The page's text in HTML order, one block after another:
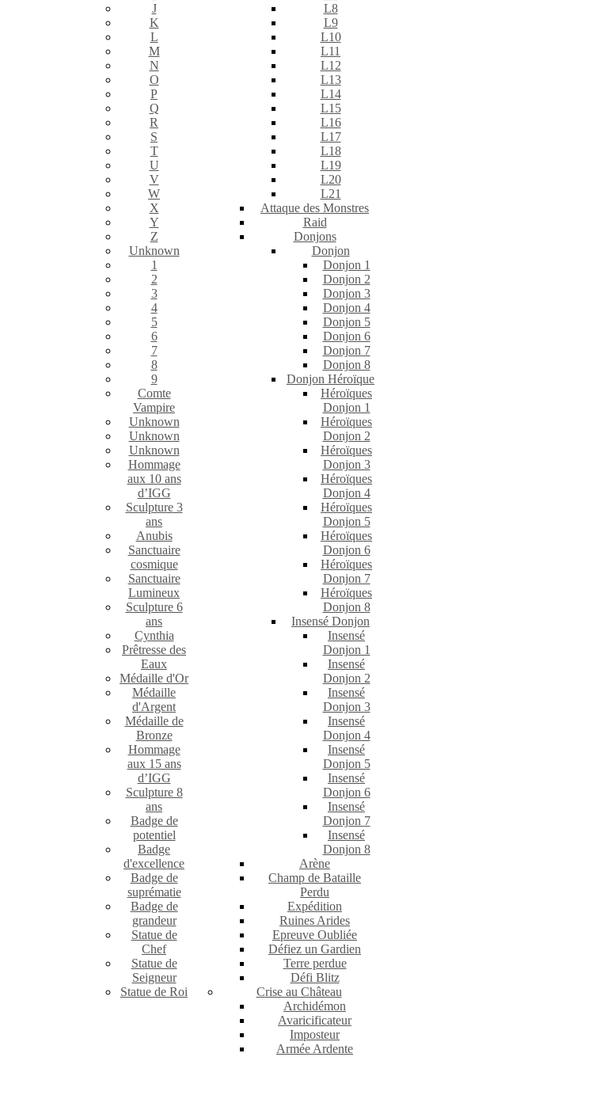
J
K
L
M
N
O
P
Q
R
S
T
U
V
W
X
Y
Z
Unknown
1
2
3
4
5
6
7
8
9
Comte
Vampire
Unknown
Unknown
Unknown
Hommage
aux 10 ans
d’IGG
Sculpture 3
ans
Anubis
Sanctuaire
cosmique
Sanctuaire
Lumineux
Sculpture 6
ans
Cynthia
Prêtresse des
Eaux
Médaille d'Or
Médaille
d'Argent
Médaille de
Bronze
Hommage
aux 15 ans
d’IGG
Sculpture 8
ans
Badge de
potentiel
Badge
d'excellence
Badge de
suprématie
Badge de
grandeur
Statue de
Chef
Statue de
Seigneur
Statue de Roi
L8
L9
L10
L11
L12
L13
L14
L15
L16
L17
L18
L19
L20
L21
Attaque des Monstres
Raid
Donjons
Donjon
Donjon 1
Donjon 2
Donjon 3
Donjon 4
Donjon 5
Donjon 6
Donjon 7
Donjon 8
Donjon Héroïque
Héroïques
Donjon 1
Héroïques
Donjon 2
Héroïques
Donjon 3
Héroïques
Donjon 4
Héroïques
Donjon 5
Héroïques
Donjon 6
Héroïques
Donjon 7
Héroïques
Donjon 8
Insensé Donjon
Insensé
Donjon 1
Insensé
Donjon 2
Insensé
Donjon 3
Insensé
Donjon 4
Insensé
Donjon 5
Insensé
Donjon 6
Insensé
Donjon 7
Insensé
Donjon 8
Arène
Champ de Bataille
Perdu
Expédition
Ruines Arides
Epreuve Oubliée
Défiez un Gardien
Terre perdue
Défi Blitz
Crise au Château
Archidémon
Avaricificateur
Imposteur
Armée Ardente